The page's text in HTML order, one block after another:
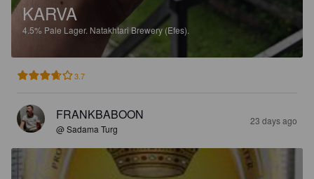
KARVA
4.5% Pale Lager. Natakhtari Brewery (Efes).
3.7
FRANKBABOON
@ Sadama Turg
23 days ago